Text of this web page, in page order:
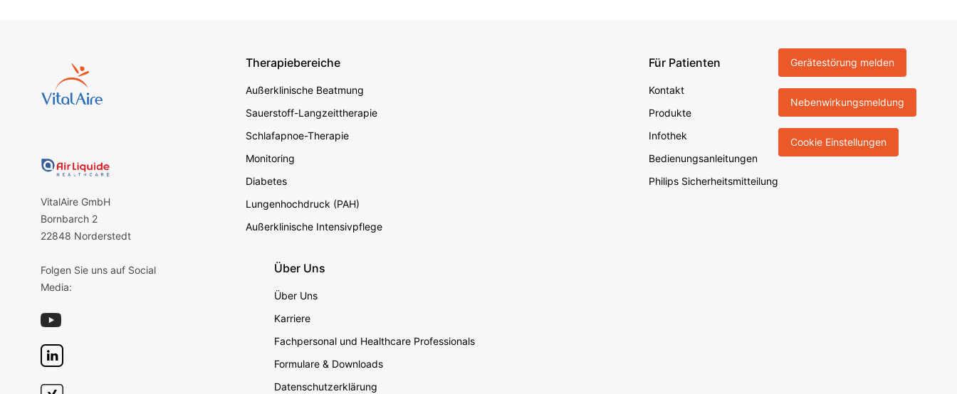
VitalAire GmbH
Bornbarch 2
22848 Norderstedt
Folgen Sie uns auf Social
Media:
Footer secondary
Therapiebereiche
Außerklinische Beatmung
Sauerstoff-Langzeittherapie
Schlafapnoe-Therapie
Monitoring
Diabetes
Lungenhochdruck (PAH)
Außerklinische Intensivpflege
Für Patienten
Kontakt
Produkte
Infothek
Bedienungsanleitungen
Philips Sicherheitsmitteilung
Über Uns
Über Uns
Karriere
Fachpersonal und Healthcare Professionals
Formulare & Downloads
Datenschutzerklärung
Gerätestörung melden
Nebenwirkungsmeldung
Cookie Einstellungen